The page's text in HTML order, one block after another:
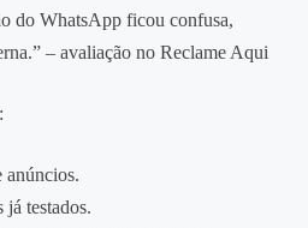
do WhatsApp ficou confusa,
– avaliação no Reclame Aqui
anúncios.
já testados.